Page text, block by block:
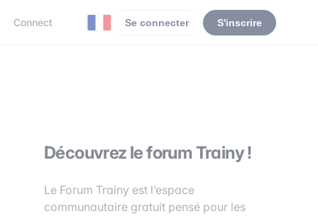
Connect Se connecter S'inscrire
Découvrez le forum Trainy !
Le Forum Trainy est l’espace
communautaire gratuit pensé pour les